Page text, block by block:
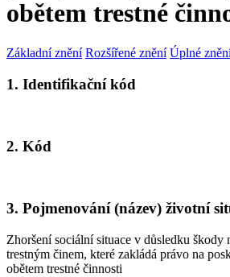
obětem trestné
Základní znění Rozšířené znění Úplné
1. Identifikační kód
2. Kód
3. Pojmenování (název) životní
Zhoršení sociální situace v důsledku škody
trestným činem, které zakládá právo na
obětem trestné činnosti